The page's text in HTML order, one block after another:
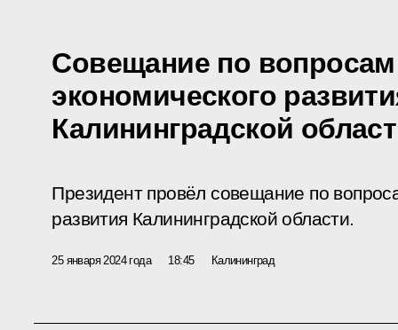
Совещание по
экономического
Калининградской
Президент провёл совещание по
развития Калининградской области.
25 января 2024 года 18:45 Калининград